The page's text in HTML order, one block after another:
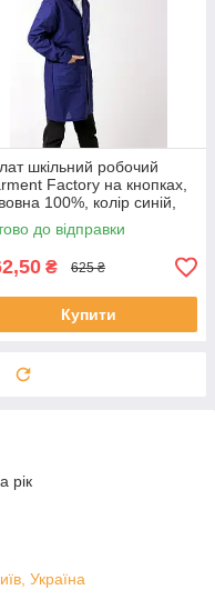
шкільний робочий
Factory на кнопках,
100%, колір синій,
| Халат для труда
до відправки
₴ 625 ₴
Купити
рік
Україна